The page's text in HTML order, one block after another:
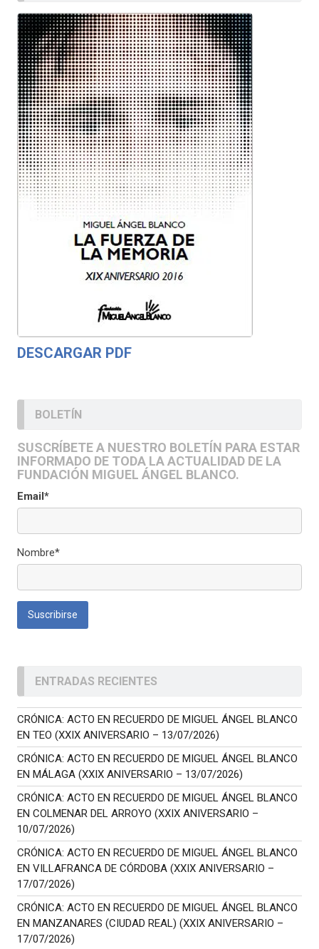
DESCARGAR PDF
BOLETÍN
SUSCRÍBETE A NUESTRO BOLETÍN PARA ESTAR
INFORMADO DE TODA LA ACTUALIDAD DE LA
FUNDACIÓN MIGUEL ÁNGEL BLANCO.
Email*
Nombre*
ENTRADAS RECIENTES
CRÓNICA: ACTO EN RECUERDO DE MIGUEL ÁNGEL BLANCO
EN TEO (XXIX ANIVERSARIO – 13/07/2026)
CRÓNICA: ACTO EN RECUERDO DE MIGUEL ÁNGEL BLANCO
EN MÁLAGA (XXIX ANIVERSARIO – 13/07/2026)
CRÓNICA: ACTO EN RECUERDO DE MIGUEL ÁNGEL BLANCO
EN COLMENAR DEL ARROYO (XXIX ANIVERSARIO –
10/07/2026)
CRÓNICA: ACTO EN RECUERDO DE MIGUEL ÁNGEL BLANCO
EN VILLAFRANCA DE CÓRDOBA (XXIX ANIVERSARIO –
17/07/2026)
CRÓNICA: ACTO EN RECUERDO DE MIGUEL ÁNGEL BLANCO
EN MANZANARES (CIUDAD REAL) (XXIX ANIVERSARIO –
17/07/2026)